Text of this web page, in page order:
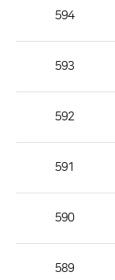
호,
록
594
593
592
591
590
589